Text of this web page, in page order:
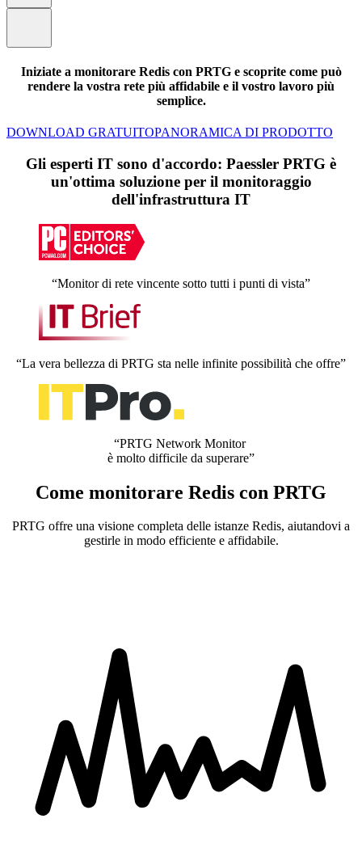
Iniziate a monitorare Redis con PRTG e scoprite come può
rendere la vostra rete più affidabile e il vostro lavoro più
semplice.
DOWNLOAD GRATUITOPANORAMICA DI PRODOTTO
Gli esperti IT sono d'accordo: Paessler PRTG è
un'ottima soluzione per il monitoraggio
dell'infrastruttura IT
“Monitor di rete vincente sotto tutti i punti di vista”
“La vera bellezza di PRTG sta nelle infinite possibilità che offre”
“PRTG Network Monitor
è molto difficile da superare”
Come monitorare Redis con PRTG
PRTG offre una visione completa delle istanze Redis, aiutandovi a
gestirle in modo efficiente e affidabile.